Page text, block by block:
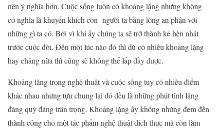
nên ý nghĩa hơn. Cuộc sống luôn có khoảng lặng nhưng không
có nghĩa là khuyến khích con người ta bằng lòng an phận với
những gì ta có. Bởi vì khi ấy chúng ta sẽ trở thành kẻ hèn nhát
trước cuộc đời. Đến một lúc nào đó thì dù có nhiều khoảng lặng
hay chăng nữa thì cũng sẽ không thể lấp đầy được.
Khoảng lặng trong nghệ thuật và cuộc sống tuy có nhiều điểm
khác nhau nhưng tựu chung lại đó đều là những phút tĩnh lặng
đáng quý đáng trân trọng. Khoảng lặng ấy không những đem đến
thành công cho một tác phẩm nghệ thuật đích thực mà còn làm